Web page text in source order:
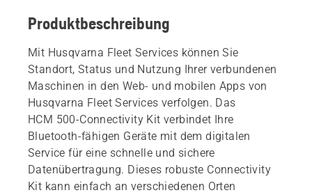
Produktbeschreibung
Mit Husqvarna Fleet Services können Sie
Standort, Status und Nutzung Ihrer verbundenen
Maschinen in den Web- und mobilen Apps von
Husqvarna Fleet Services verfolgen. Das
HCM 500-Connectivity Kit verbindet Ihre
Bluetooth-fähigen Geräte mit dem digitalen
Service für eine schnelle und sichere
Datenübertragung. Dieses robuste Connectivity
Kit kann einfach an verschiedenen Orten